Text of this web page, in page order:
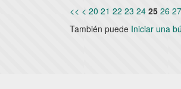
<< < 20 21 22 23 24 25 26 27
También puede Iniciar una